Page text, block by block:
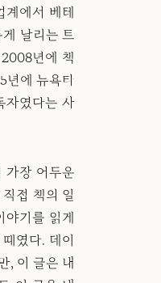
에서 베테
날리는 트
년에 책
년에 뉴욕타
자였다는 사
가장 어두운
접 책의 일
기를 읽게
였다. 데이
, 이 글은 내